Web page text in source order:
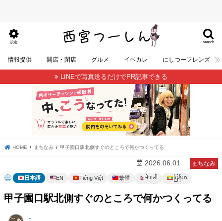
search
設定
情報提供 開店・閉店 グルメ イベカレ にしつーフレンズ
LINEで写真送るだけでPR記事できる
HOME まちなみ 甲子園口駅北側すぐのところで何かつくってる
まちなみ
2026.06.01
日本語 EN Tiếng Việt 繁體 नेपाली မြန်မာ
甲子園口駅北側すぐのところで何かつくってる